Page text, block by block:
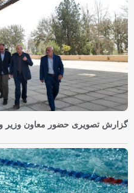
گزارش تصویری حضور معاون وزیر